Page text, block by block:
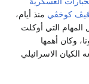
كوخڤي منذ أيام،
المهام التي أوكلت
وكان أهمها
الاسرائيلي